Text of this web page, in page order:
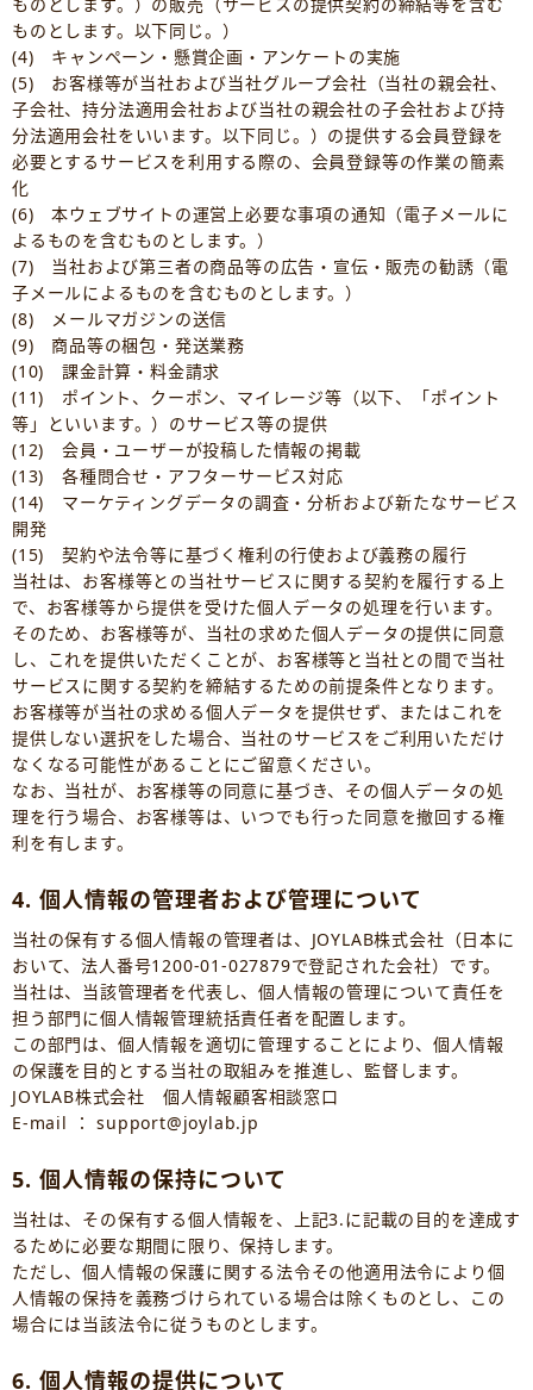
ものとします。以下同じ。）
(4) キャンペーン・懸賞企画・アンケートの実施
(5) お客様等が当社および当社グループ会社（当社の親会社、
子会社、持分法適用会社および当社の親会社の子会社および持
分法適用会社をいいます。以下同じ。）の提供する会員登録を
必要とするサービスを利用する際の、会員登録等の作業の簡素
化
(6) 本ウェブサイトの運営上必要な事項の通知（電子メールに
よるものを含むものとします。）
(7) 当社および第三者の商品等の広告・宣伝・販売の勧誘（電
子メールによるものを含むものとします。）
(8) メールマガジンの送信
(9) 商品等の梱包・発送業務
(10) 課金計算・料金請求
(11) ポイント、クーポン、マイレージ等（以下、「ポイント
等」といいます。）のサービス等の提供
(12) 会員・ユーザーが投稿した情報の掲載
(13) 各種問合せ・アフターサービス対応
(14) マーケティングデータの調査・分析および新たなサービス
開発
(15) 契約や法令等に基づく権利の行使および義務の履行
当社は、お客様等との当社サービスに関する契約を履行する上
で、お客様等から提供を受けた個人データの処理を行います。
そのため、お客様等が、当社の求めた個人データの提供に同意
し、これを提供いただくことが、お客様等と当社との間で当社
サービスに関する契約を締結するための前提条件となります。
お客様等が当社の求める個人データを提供せず、またはこれを
提供しない選択をした場合、当社のサービスをご利用いただけ
なくなる可能性があることにご留意ください。
なお、当社が、お客様等の同意に基づき、その個人データの処
理を行う場合、お客様等は、いつでも行った同意を撤回する権
利を有します。
4. 個人情報の管理者および管理について
当社の保有する個人情報の管理者は、JOYLAB株式会社（日本に
おいて、法人番号1200-01-027879で登記された会社）です。
当社は、当該管理者を代表し、個人情報の管理について責任を
担う部門に個人情報管理統括責任者を配置します。
この部門は、個人情報を適切に管理することにより、個人情報
の保護を目的とする当社の取組みを推進し、監督します。
JOYLAB株式会社 個人情報顧客相談窓口
E-mail ： support@joylab.jp
5. 個人情報の保持について
当社は、その保有する個人情報を、上記3.に記載の目的を達成す
るために必要な期間に限り、保持します。
ただし、個人情報の保護に関する法令その他適用法令により個
人情報の保持を義務づけられている場合は除くものとし、この
場合には当該法令に従うものとします。
6. 個人情報の提供について